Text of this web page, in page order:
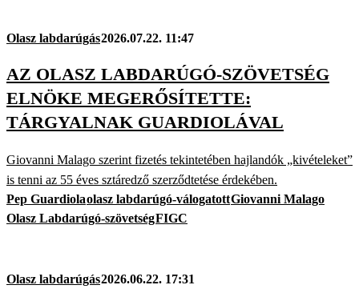
Olasz labdarúgás2026.07.22. 11:47
AZ OLASZ LABDARÚGÓ-SZÖVETSÉG
ELNÖKE MEGERŐSÍTETTE:
TÁRGYALNAK GUARDIOLÁVAL
Giovanni Malago szerint fizetés tekintetében hajlandók „kivételeket”
is tenni az 55 éves sztáredző szerződtetése érdekében.
Pep Guardiolaolasz labdarúgó-válogatottGiovanni Malago
Olasz Labdarúgó-szövetségFIGC
Olasz labdarúgás2026.06.22. 17:31